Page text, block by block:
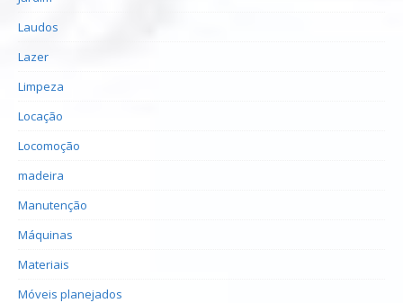
Laudos
Lazer
Limpeza
Locação
Locomoção
madeira
Manutenção
Máquinas
Materiais
Móveis planejados